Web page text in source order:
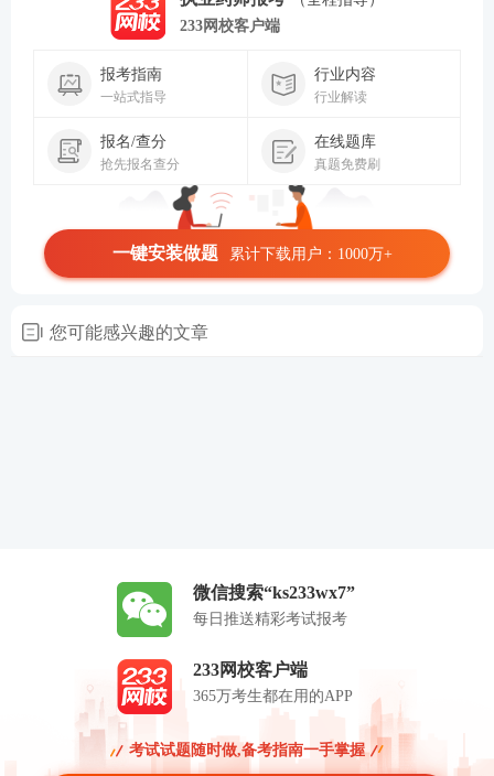
233网校客户端
报考指南
一站式指导
行业内容
行业解读
报名/查分
抢先报名查分
在线题库
真题免费刷
一键安装做题 累计下载用户：1000万+
您可能感兴趣的文章
微信搜索“ks233wx7”
每日推送精彩考试报考
233网校客户端
365万考生都在用的APP
考试试题随时做,备考指南一手掌握